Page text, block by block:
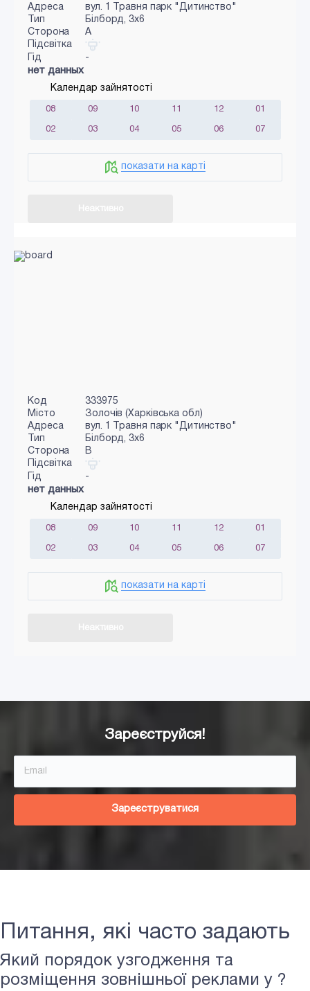
Адреса
вул. 1 Травня парк "Дитинство"
Тип
Білборд, 3х6
Сторона
A
Підсвітка
Гід
-
нет данных
Календар зайнятості
08 09 10 11 12 01
02 03 04 05 06 07
показати на карті
Код
333975
Місто
Золочів (Харківська обл)
Адреса
вул. 1 Травня парк "Дитинство"
Тип
Білборд, 3х6
Сторона
B
Підсвітка
Гід
-
нет данных
Календар зайнятості
08 09 10 11 12 01
02 03 04 05 06 07
показати на карті
Зареєструйся!
Зареєструватися
Питання, які часто задають
Який порядок узгодження та
розміщення зовнішньої реклами у ?